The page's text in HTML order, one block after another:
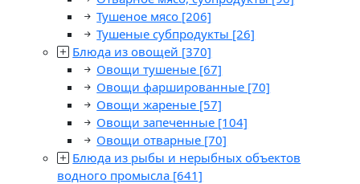
Тушеное мясо [206]
Тушеные субпродукты [26]
Блюда из овощей [370]
Овощи тушеные [67]
Овощи фаршированные [70]
Овощи жареные [57]
Овощи запеченные [104]
Овощи отварные [70]
Блюда из рыбы и нерыбных объектов
водного промысла [641]